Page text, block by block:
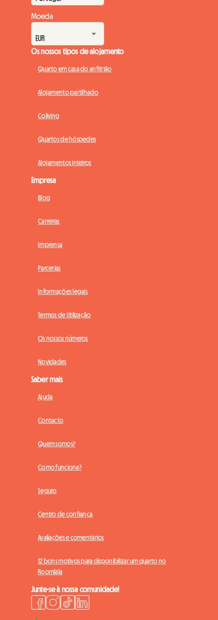
Moeda
Os nossos tipos de alojamento
Quarto em casa do anfitrião
Alojamento partilhado
Coliving
Quartos de hóspedes
Alojamentos inteiros
Empresa
Blog
Carreiras
Imprensa
Parcerias
Informações legais
Termos de Utilização
Os nossos números
Novidades
Saber mais
Ajuda
Contacto
Quem somos?
Como funciona?
Seguro
Centro de confiança
Avaliações e comentários
12 bons motivos para disponibilizar um quarto no
Roomlala
Junte-se à nossa comunidade!